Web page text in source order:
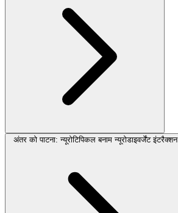
अंतर को पाटना: न्यूरोटिपिकल बनाम न्यूरोडाइवर्जेंट इंटरैक्शन